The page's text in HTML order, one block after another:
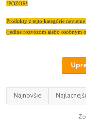
!POZOR!
Produkty z tejto kategórie
(jedine rozvozom alebo osobným
Najnovšie